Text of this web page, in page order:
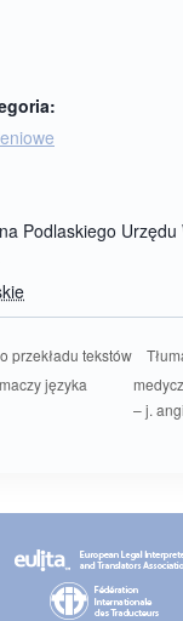
Podlaskiego Urzędu
przekładu tekstów
języka
– j.